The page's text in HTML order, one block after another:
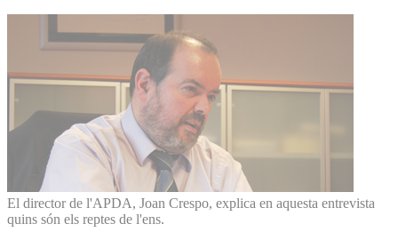
El director de l'APDA, Joan Crespo, explica en aquesta entrevista
quins són els reptes de l'ens.